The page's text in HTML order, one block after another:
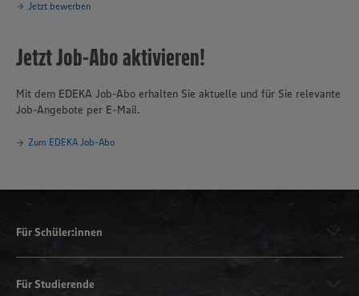
Jetzt bewerben
Jetzt Job-Abo aktivieren!
Mit dem EDEKA Job-Abo erhalten Sie aktuelle und für Sie relevante
Job-Angebote per E-Mail.
Zum EDEKA Job-Abo
Für Schüler:innen
Für Studierende